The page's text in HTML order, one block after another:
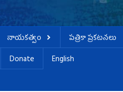
నాయకత్వం పత్రికా ప్రకటనలు
Donate English